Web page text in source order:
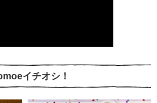
イチオシ！